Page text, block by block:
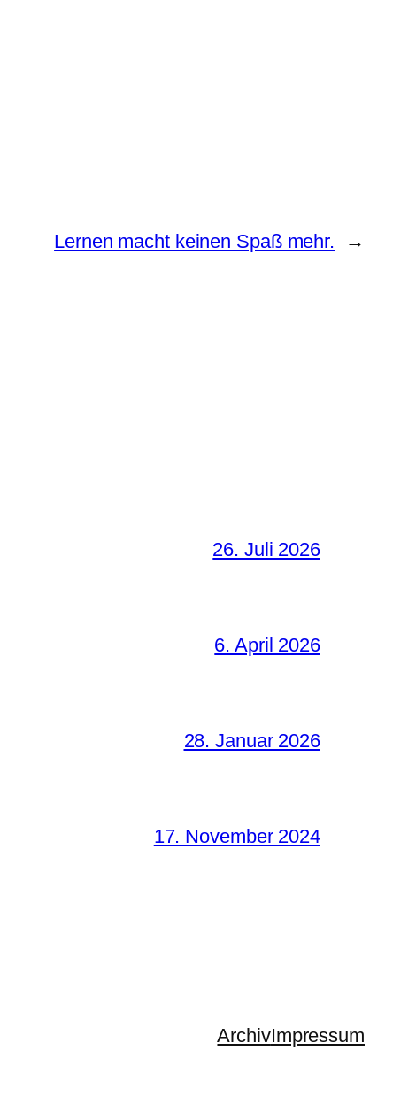
Lernen macht keinen Spaß mehr. →
26. Juli 2026
6. April 2026
28. Januar 2026
17. November 2024
ArchivImpressum